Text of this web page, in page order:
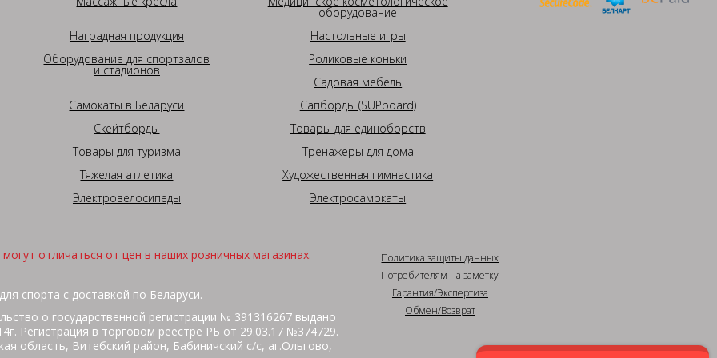
оборудование
Наградная продукция
Настольные игры
Оборудование для спортзалов
и стадионов
Роликовые коньки
Садовая мебель
Самокаты в Беларуси
Сапборды (SUPboard)
Скейтборды
Товары для единоборств
Товары для туризма
Тренажеры для дома
Тяжелая атлетика
Художественная гимнастика
Электровелосипеды
Электросамокаты
отличаться от цен в наших розничных магазинах.
спорта с доставкой по Беларуси.
о государственной регистрации № 391316267 выдано
Регистрация в торговом реестре РБ от 29.03.17 №374729.
область, Витебский район, Бабиничский с/с, аг.Ольгово,
Политика защиты данных
Потребителям на заметку
Гарантия/Экспертиза
Обмен/Возврат